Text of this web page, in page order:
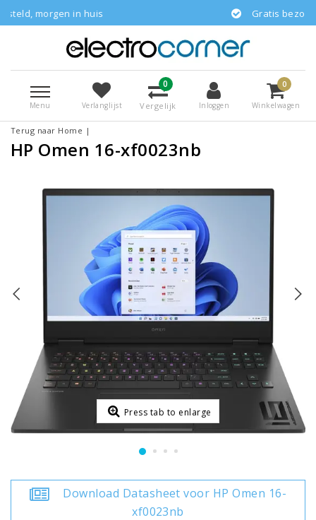
in huis Gratis bezorgd
Menu Verlanglijst
0
Vergelijk Inloggen
0
Winkelwagen
Terug naar Home |
HP Omen 16-xf0023nb
Press tab to enlarge
Download Datasheet voor HP Omen 16-
xf0023nb